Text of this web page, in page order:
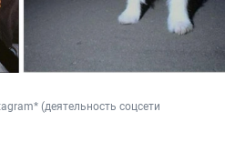
(деятельность соцсети